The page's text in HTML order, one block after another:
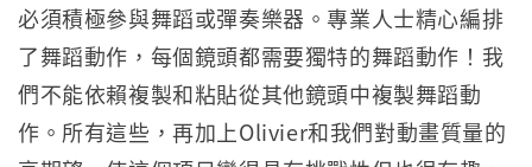
必須積極參與舞蹈或彈奏樂器。專業人士精心編排
了舞蹈動作，每個鏡頭都需要獨特的舞蹈動作！我
們不能依賴複製和粘貼從其他鏡頭中複製舞蹈動
作。所有這些，再加上Olivier和我們對動畫質量的